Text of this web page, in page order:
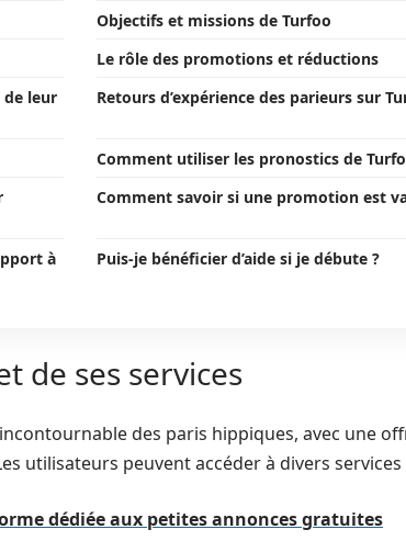
Objectifs et missions de Turfoo
Le rôle des promotions et réductions
de leur
Retours d’expérience des parieurs sur
Comment utiliser les pronostics de
Comment savoir si une promotion est
à
Puis-je bénéficier d’aide si je débute ?
de ses services
des paris hippiques, avec une
utilisateurs peuvent accéder à divers
dédiée aux petites annonces gratuites